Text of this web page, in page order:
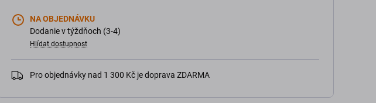
NA OBJEDNÁVKU
Dodanie v týždňoch (3-4)
Hlídat dostupnost
Pro objednávky nad 1 300 Kč je doprava ZDARMA